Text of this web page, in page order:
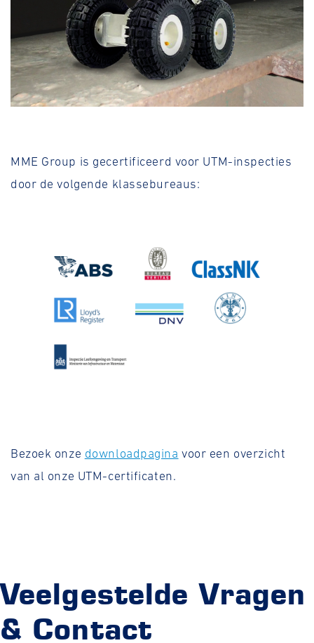
MME Group is gecertificeerd voor UTM-inspecties
door de volgende klassebureaus:
Bezoek onze downloadpagina voor een overzicht
van al onze UTM-certificaten.
Veelgestelde Vragen
& Contact